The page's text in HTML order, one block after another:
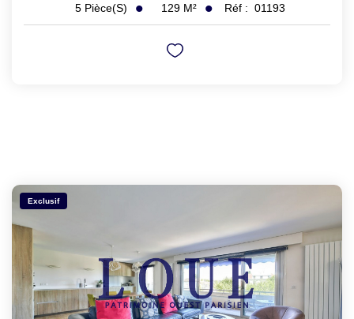
5 Pièce(s) 129 M² Réf : 01193
Exclusif